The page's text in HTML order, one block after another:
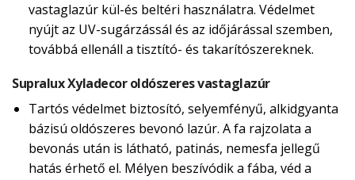
vastaglazúr kül-és beltéri használatra. Védelmet
nyújt az UV-sugárzássál és az időjárással szemben,
továbbá ellenáll a tisztító- és takarítószereknek.
Supralux Xyladecor oldószeres vastaglazúr
Tartós védelmet biztosító, selyemfényű, alkidgyanta
bázisú oldószeres bevonó lazúr. A fa rajzolata a
bevonás után is látható, patinás, nemesfa jellegű
hatás érhető el. Mélyen beszívódik a fába, véd a